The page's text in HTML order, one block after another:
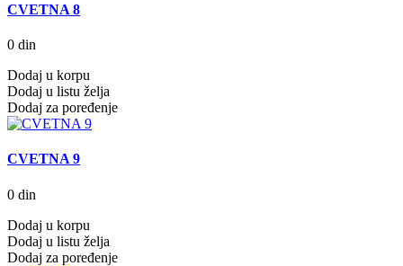
CVETNA 8
0 din
Dodaj u korpu
Dodaj u listu želja
Dodaj za poređenje
CVETNA 9
0 din
Dodaj u korpu
Dodaj u listu želja
Dodaj za poređenje